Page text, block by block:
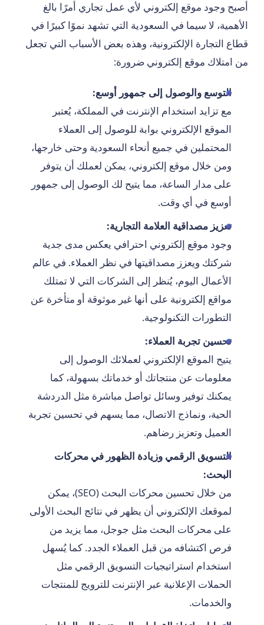
أصبح وجود موقع إلكتروني لأي عمل تجاري أمرًا بالغ
الأهمية، لا سيما في السعودية التي تشهد نموًا كبيرًا في
قطاع التجارة الإلكترونية، وهذه بعض الأسباب التي تجعل
من امتلاك موقع إلكتروني ضرورة:
التوسع والوصول إلى جمهور أوسع:
مع تزايد استخدام الإنترنت في المملكة، يُعتبر
الموقع الإلكتروني بوابة للوصول إلى العملاء
المحتملين في جميع أنحاء السعودية وحتى خارجها،
ومن خلال موقع إلكتروني، يمكن لعملك أن يتوفر
على مدار الساعة، مما يتيح لك الوصول إلى جمهور
أوسع في أي وقت.
تعزيز مصداقية العلامة التجارية:
وجود موقع إلكتروني احترافي يعكس مدى جدية
شركتك ويعزز مصداقيتها في نظر العملاء. في عالم
الأعمال اليوم، يُنظر إلى الشركات التي لا تمتلك
مواقع إلكترونية على أنها غير موثوقة أو متأخرة عن
التطورات التكنولوجية.
تحسين تجربة العملاء:
يتيح الموقع الإلكتروني لعملائك الوصول إلى
معلومات عن منتجاتك أو خدماتك بسهولة، كما
يمكنك توفير وسائل تواصل مباشرة مثل الدردشة
الحية، ونماذج الاتصال، مما يسهم في تحسين تجربة
العميل وتعزيز رضاهم.
التسويق الرقمي وزيادة الظهور في محركات
البحث:
من خلال تحسين محركات البحث (SEO)، يمكن
لموقعك الإلكتروني أن يظهر في نتائج البحث الأولى
على محركات البحث مثل جوجل، مما يزيد من
فرص اكتشافه من قبل العملاء الجدد. كما يُسهل
استخدام استراتيجيات التسويق الرقمي مثل
الحملات الإعلانية عبر الإنترنت للترويج للمنتجات
والخدمات.